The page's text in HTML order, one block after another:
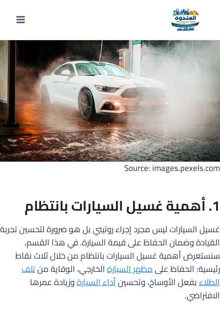
المحتوى
Source: images.pexels.com
1. أهمية غسيل السياراتبانتظام
غسيل السيارات ليس مجرد إجراء روتيني بل هو ضرورة لتحسين تجربة
القيادة وضمان الحفاظ على قيمة السيارة. في هذا القسم،
سنستعرض أهمية غسيل السيارات بانتظام من خلال ثلاث نقاط
رئيسية: الحفاظ علىمظهر السيارةالخارجي، الوقاية منتلف
الطلاءبفعل الأوساخ، وتحسينأداء السيارةوزيادة عمرها
الافتراضي.